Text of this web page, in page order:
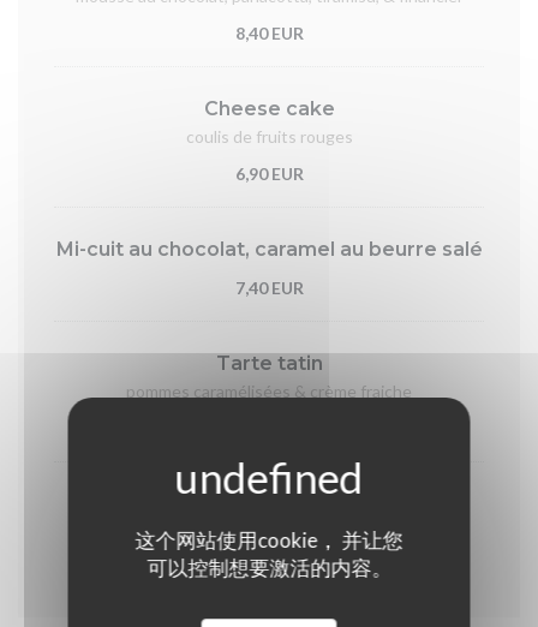
这个网站使用cookie， 并让您
可以控制想要激活的内容。
8,40 EUR
Cheese cake
coulis de fruits rouges
6,90 EUR
Mi-cuit au chocolat, caramel au beurre salé
7,40 EUR
Tarte tatin
pommes caramélisées & crème fraiche
6,90 EUR